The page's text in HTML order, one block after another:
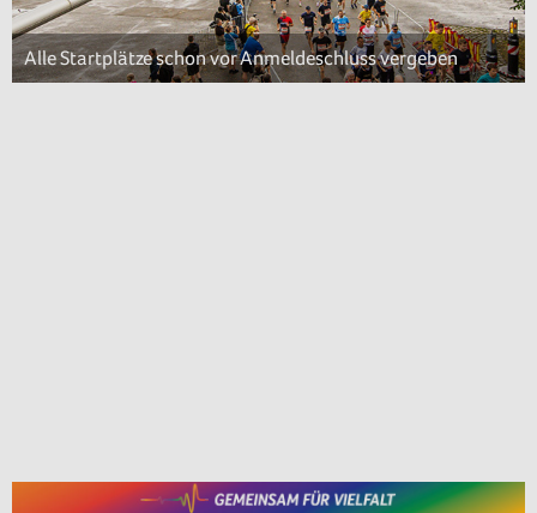
Alle Startplätze schon vor Anmeldeschluss vergeben